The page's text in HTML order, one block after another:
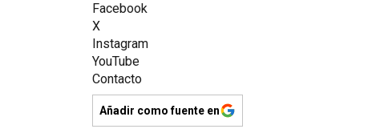
Facebook
X
Instagram
YouTube
Contacto
Añadir como fuente en